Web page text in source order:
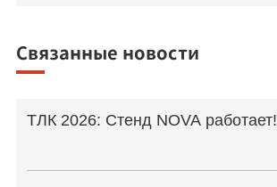
Связанные новости
ТЛК 2026: Стенд NOVA работает!